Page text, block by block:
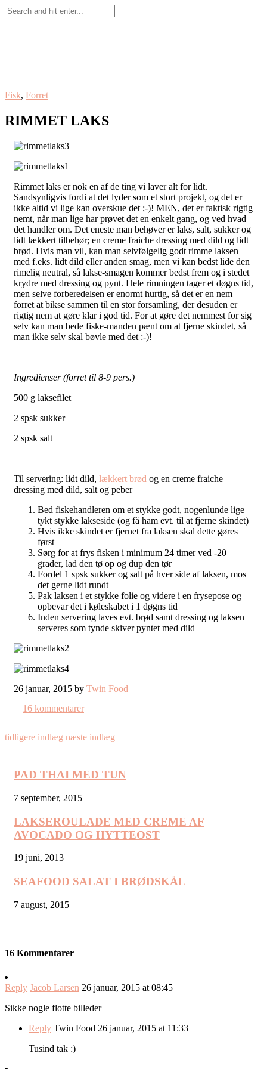
Fisk, Forret
RIMMET LAKS
Rimmet laks er nok en af de ting vi laver alt for lidt.
Sandsynligvis fordi at det lyder som et stort projekt, og det er
ikke altid vi lige kan overskue det ;-)! MEN, det er faktisk rigtig
nemt, når man lige har prøvet det en enkelt gang, og ved hvad
det handler om. Det eneste man behøver er laks, salt, sukker og
lidt lækkert tilbehør; en creme fraiche dressing med dild og lidt
brød. Hvis man vil, kan man selvfølgelig godt rimme laksen
med f.eks. lidt dild eller anden smag, men vi kan bedst lide den
rimelig neutral, så lakse-smagen kommer bedst frem og i stedet
krydre med dressing og pynt. Hele rimningen tager et døgns tid,
men selve forberedelsen er enormt hurtig, så det er en nem
forret at bikse sammen til en stor forsamling, der desuden er
rigtig nem at gøre klar i god tid. For at gøre det nemmest for sig
selv kan man bede fiske-manden pænt om at fjerne skindet, så
man ikke selv skal bøvle med det :-)!
Ingredienser (forret til 8-9 pers.)
500 g laksefilet
2 spsk sukker
2 spsk salt
Til servering: lidt dild, lækkert brød og en creme fraiche
dressing med dild, salt og peber
Bed fiskehandleren om et stykke godt, nogenlunde lige
tykt stykke lakseside (og få ham evt. til at fjerne skindet)
Hvis ikke skindet er fjernet fra laksen skal dette gøres
først
Sørg for at frys fisken i minimum 24 timer ved -20
grader, lad den tø op og dup den tør
Fordel 1 spsk sukker og salt på hver side af laksen, mos
det gerne lidt rundt
Pak laksen i et stykke folie og videre i en frysepose og
opbevar det i køleskabet i 1 døgns tid
Inden servering laves evt. brød samt dressing og laksen
serveres som tynde skiver pyntet med dild
26 januar, 2015 by Twin Food
16 kommentarer
tidligere indlæg næste indlæg
PAD THAI MED TUN
7 september, 2015
LAKSEROULADE MED CREME AF
AVOCADO OG HYTTEOST
19 juni, 2013
SEAFOOD SALAT I BRØDSKÅL
7 august, 2015
16 Kommentarer
Reply Jacob Larsen 26 januar, 2015 at 08:45
Sikke nogle flotte billeder
Reply Twin Food 26 januar, 2015 at 11:33
Tusind tak :)